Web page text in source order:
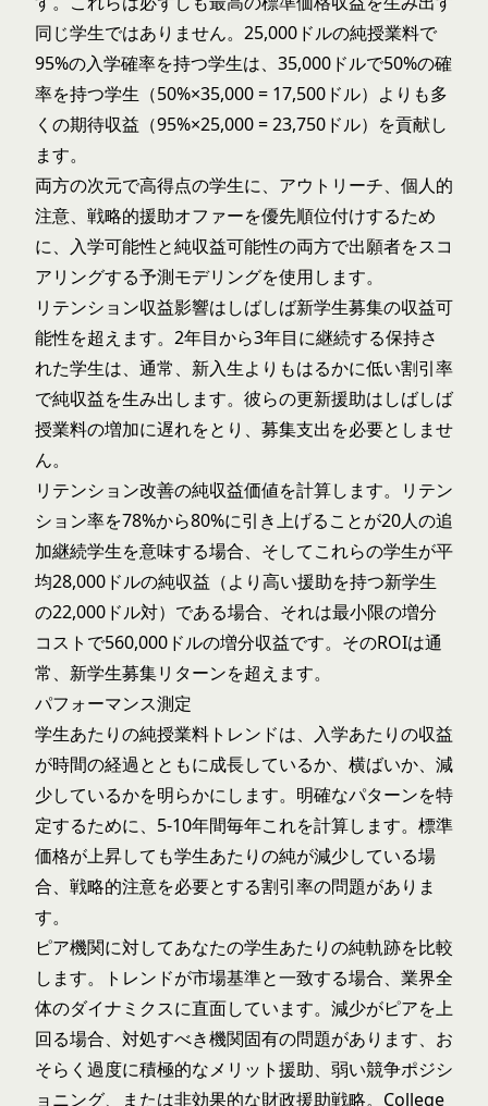
同じ学生ではありません。25,000ドルの純授業料で
95%の入学確率を持つ学生は、35,000ドルで50%の確
率を持つ学生（50%×35,000 = 17,500ドル）よりも多
くの期待収益（95%×25,000 = 23,750ドル）を貢献し
ます。
両方の次元で高得点の学生に、アウトリーチ、個人的
注意、戦略的援助オファーを優先順位付けするため
に、入学可能性と純収益可能性の両方で出願者をスコ
アリングする予測モデリングを使用します。
リテンション収益影響はしばしば新学生募集の収益可
能性を超えます。2年目から3年目に継続する保持さ
れた学生は、通常、新入生よりもはるかに低い割引率
で純収益を生み出します。彼らの更新援助はしばしば
授業料の増加に遅れをとり、募集支出を必要としませ
ん。
リテンション改善の純収益価値を計算します。リテン
ション率を78%から80%に引き上げることが20人の追
加継続学生を意味する場合、そしてこれらの学生が平
均28,000ドルの純収益（より高い援助を持つ新学生
の22,000ドル対）である場合、それは最小限の増分
コストで560,000ドルの増分収益です。そのROIは通
常、新学生募集リターンを超えます。
パフォーマンス測定
学生あたりの純授業料トレンドは、入学あたりの収益
が時間の経過とともに成長しているか、横ばいか、減
少しているかを明らかにします。明確なパターンを特
定するために、5-10年間毎年これを計算します。標準
価格が上昇しても学生あたりの純が減少している場
合、戦略的注意を必要とする割引率の問題がありま
す。
ピア機関に対してあなたの学生あたりの純軌跡を比較
します。トレンドが市場基準と一致する場合、業界全
体のダイナミクスに直面しています。減少がピアを上
回る場合、対処すべき機関固有の問題があります、お
そらく過度に積極的なメリット援助、弱い競争ポジシ
ョニング、または非効果的な財政援助戦略。 College